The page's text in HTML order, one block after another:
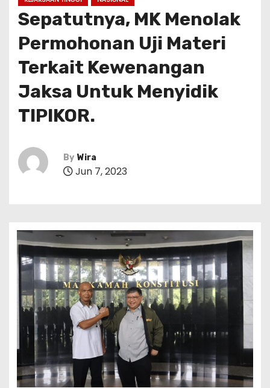
Sepatutnya, MK Menolak
Permohonan Uji Materi
Terkait Kewenangan
Jaksa Untuk Menyidik
TIPIKOR.
By Wira
Jun 7, 2023